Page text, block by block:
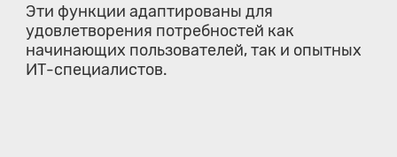
Эти функции адаптированы для
удовлетворения потребностей как
начинающих пользователей, так и опытных
ИТ-специалистов.